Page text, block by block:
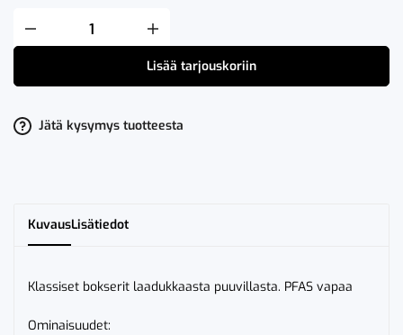
Fristads
Bokserit
määrä
Lisää tarjouskoriin
Jätä kysymys tuotteesta
KuvausLisätiedot
Klassiset bokserit laadukkaasta puuvillasta. PFAS vapaa
Ominaisuudet: